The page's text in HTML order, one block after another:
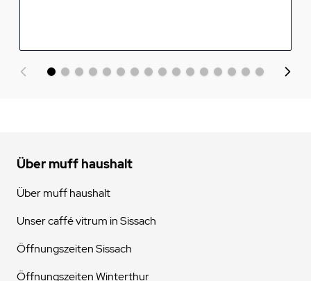
Über muff haushalt
Über muff haushalt
Unser caffé vitrum in Sissach
Öffnungszeiten Sissach
Öffnungszeiten Winterthur